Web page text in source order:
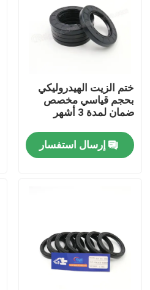
منزل
منتجات
معلومات عنا
جولة في المعمل
ختم الزيت الهيدروليكي
بحجم قياسي مخصص
ضمان لمدة 3 أشهر
إرسال استفسار